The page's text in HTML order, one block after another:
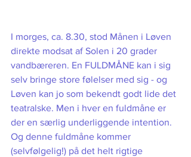
I morges, ca. 8.30, stod Månen i Løven
direkte modsat af Solen i 20 grader
vandbæreren. En FULDMÅNE kan i sig
selv bringe store følelser med sig - og
Løven kan jo som bekendt godt lide det
teatralske. Men i hver en fuldmåne er
der en særlig underliggende intention.
Og denne fuldmåne kommer
(selvfølgelig!) på det helt rigtige